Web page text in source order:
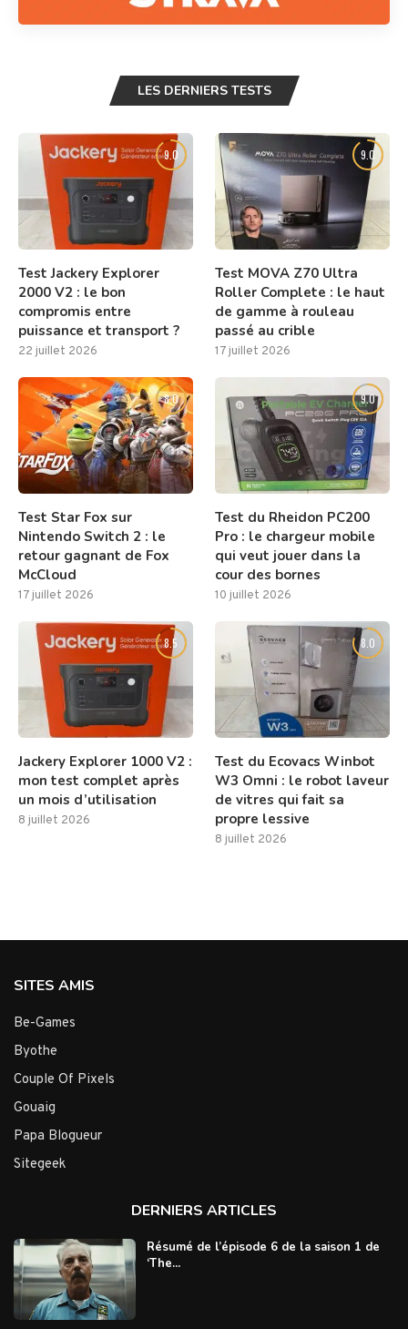
LES DERNIERS TESTS
9.0
Test Jackery Explorer
2000 V2 : le bon
compromis entre
puissance et transport ?
22 juillet 2026
9.0
Test MOVA Z70 Ultra
Roller Complete : le haut
de gamme à rouleau
passé au crible
17 juillet 2026
8.0
Test Star Fox sur
Nintendo Switch 2 : le
retour gagnant de Fox
McCloud
17 juillet 2026
9.0
Test du Rheidon PC200
Pro : le chargeur mobile
qui veut jouer dans la
cour des bornes
10 juillet 2026
8.5
Jackery Explorer 1000 V2 :
mon test complet après
un mois d’utilisation
8 juillet 2026
8.0
Test du Ecovacs Winbot
W3 Omni : le robot laveur
de vitres qui fait sa
propre lessive
8 juillet 2026
SITES AMIS
Be-Games
Byothe
Couple Of Pixels
Gouaig
Papa Blogueur
Sitegeek
DERNIERS ARTICLES
Résumé de l’épisode 6 de la saison 1 de
‘The...